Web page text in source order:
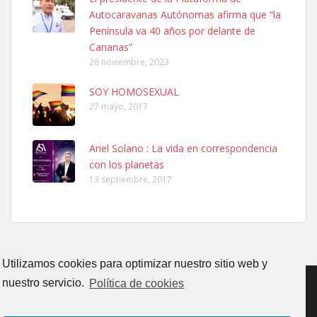
Utilizamos cookies para optimizar nuestro sitio web y
nuestro servicio. Política de cookies
El día 5 se los perdió una ninfa papillera, asustada tiene miedo a la
calle, se perdió por la zon...
Leales.org » Gran Canaria
6.7.2025
Adopcion
Busco casa de acogida para mi perrita ya que por temas de trabajo
no la puedo tener. Solo gente r...
Autocaravanas Autónomas afirma que “la
Península va 40 años por delante de
Canarias”
26 noviembre, 2023
SOY HOMOSEXUAL
27 mayo, 2017
Ariel Solano : La vida en correspondencia
con los planetas
13 septiembre, 2017